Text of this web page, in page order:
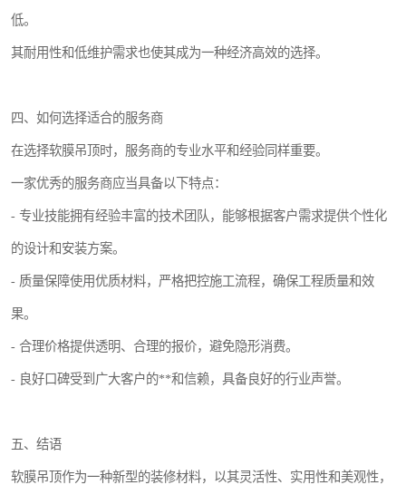
低。
其耐用性和低维护需求也使其成为一种经济高效的选择。
四、如何选择适合的服务商
在选择软膜吊顶时，服务商的专业水平和经验同样重要。
一家优秀的服务商应当具备以下特点：
- 专业技能拥有经验丰富的技术团队，能够根据客户需求提供个性化
的设计和安装方案。
- 质量保障使用优质材料，严格把控施工流程，确保工程质量和效
果。
- 合理价格提供透明、合理的报价，避免隐形消费。
- 良好口碑受到广大客户的**和信赖，具备良好的行业声誉。
五、结语
软膜吊顶作为一种新型的装修材料，以其灵活性、实用性和美观性，